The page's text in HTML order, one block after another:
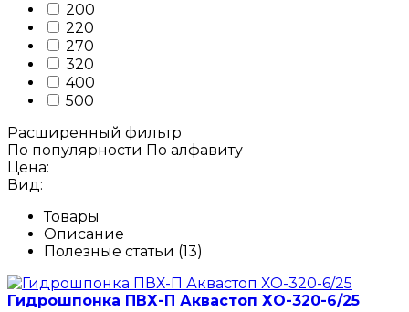
200
220
270
320
400
500
Расширенный фильтр
По популярности По алфавиту
Цена:
Вид:
Товары
Описание
Полезные статьи (13)
Гидрошпонка ПВХ-П Аквастоп ХО-320-6/25